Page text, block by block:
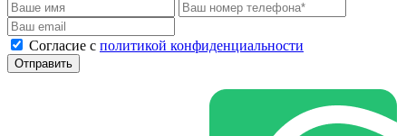
Cогласие с политикой конфиденциальности
Отправить